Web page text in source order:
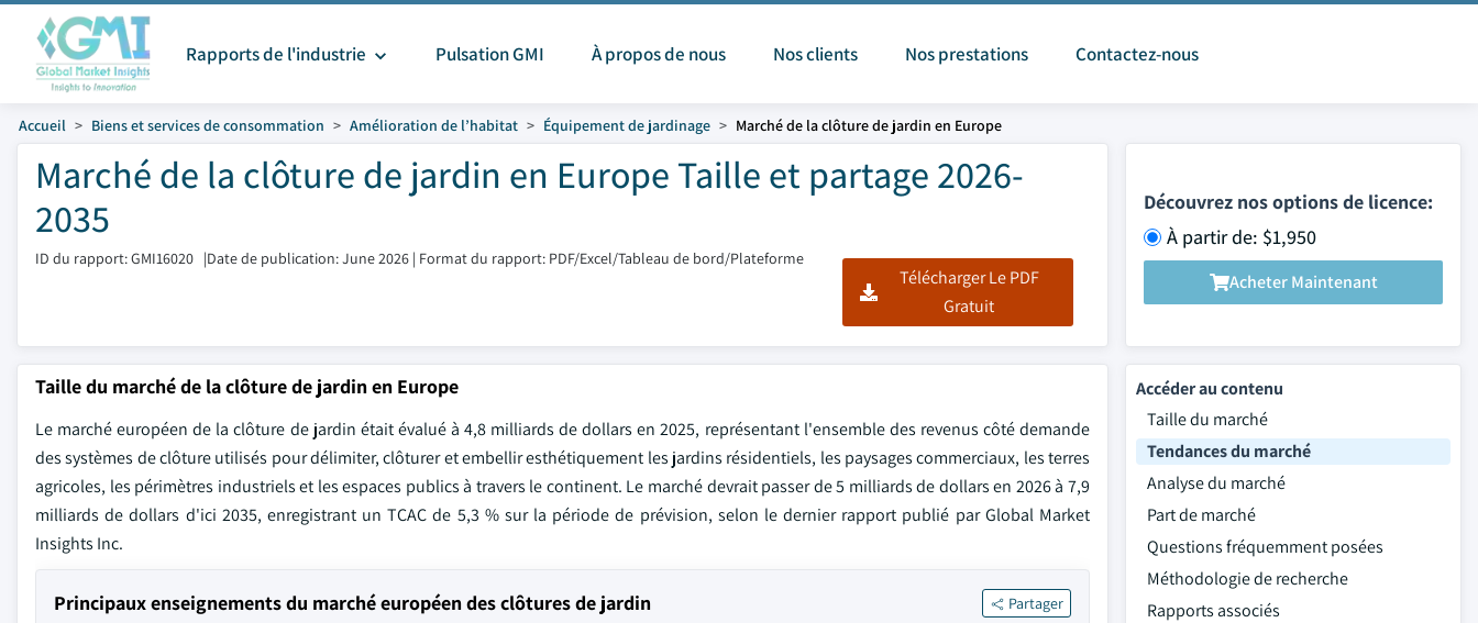
Rapports de l'industrie Pulsation GMI À propos de nous Nos clients Nos prestations Contactez-nous
Accueil Biens et services de consommation Amélioration de l’habitat Équipement de jardinage Marché de la clôture de jardin en Europe
Marché de la clôture de jardin en Europe Taille et partage 2026-
2035
ID du rapport: GMI16020 |Date de publication: June 2026 | Format du rapport: PDF/Excel/Tableau de bord/Plateforme
Télécharger Le PDF
Gratuit
Découvrez nos options de licence:
À partir de: $1,950
Acheter Maintenant
Taille du marché de la clôture de jardin en Europe
Le marché européen de la clôture de jardin était évalué à 4,8 milliards de dollars en 2025, représentant l'ensemble des revenus côté demande
des systèmes de clôture utilisés pour délimiter, clôturer et embellir esthétiquement les jardins résidentiels, les paysages commerciaux, les terres
agricoles, les périmètres industriels et les espaces publics à travers le continent. Le marché devrait passer de 5 milliards de dollars en 2026 à 7,9
milliards de dollars d'ici 2035, enregistrant un TCAC de 5,3 % sur la période de prévision, selon le dernier rapport publié par Global Market
Insights Inc.
Principaux enseignements du marché européen des clôtures de jardin Partager
Accéder au contenu
Taille du marché
Tendances du marché
Analyse du marché
Part de marché
Questions fréquemment posées
Méthodologie de recherche
Rapports associés